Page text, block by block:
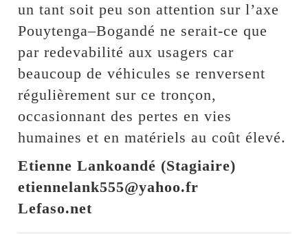
un tant soit peu son attention sur l’axe
Pouytenga–Bogandé ne serait-ce que
par redevabilité aux usagers car
beaucoup de véhicules se renversent
régulièrement sur ce tronçon,
occasionnant des pertes en vies
humaines et en matériels au coût élevé.
Etienne Lankoandé (Stagiaire)
etiennelank555@yahoo.fr
Lefaso.net